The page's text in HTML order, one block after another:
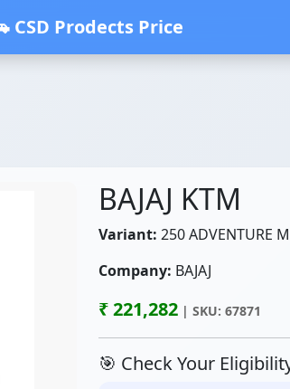
CSD Prodects Price
BAJAJ KTM
Variant: 250 ADVENTURE
Company: BAJAJ
₹ 221,282 | SKU: 67871
🎯 Check Your